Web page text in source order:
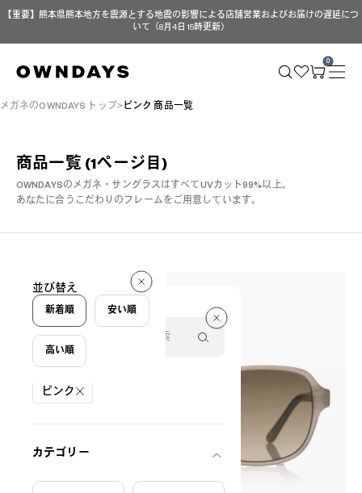
【重要】熊本県熊本地方を震源とする地震の影響による店舗営業およびお届けの遅延につ
いて（8月4日 15時更新）
0
メガネのOWNDAYS トップ ピンク 商品一覧
商品一覧(1ページ目)
OWNDAYSのメガネ・サングラスはすべてUVカット99%以上。
あなたに合うこだわりのフレームをご用意しています。
15 件
絞り込み条件
ピンク
カテゴリー
並び替え
新着順 安い順
高い順